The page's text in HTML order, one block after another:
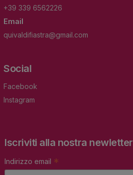
+39 339 6562226
Email
quivaldifiastra@gmail.com
Social
Facebook
Instagram
Iscriviti alla nostra newletter
Indirizzo email *